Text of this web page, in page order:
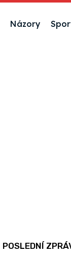
Názory
POSLEDNÍ